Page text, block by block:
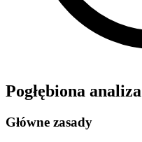
Pogłębiona analiza
Główne zasady